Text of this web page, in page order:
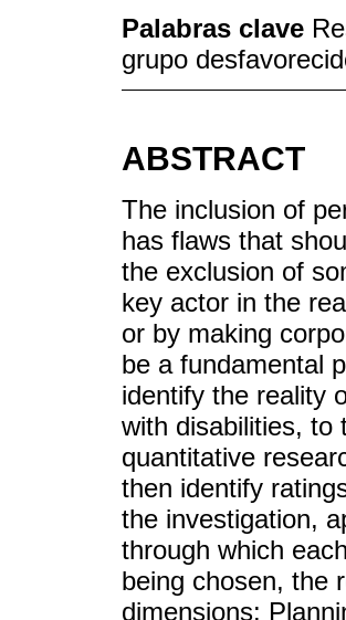
Palabras clave
grupo
ABSTRACT
The inclusion of
has flaws that
the exclusion of
key actor in the
or by making
be a fundamental
identify the reality
with disabilities, to
quantitative
then identify
the investigation,
through which
being chosen, the
dimensions: